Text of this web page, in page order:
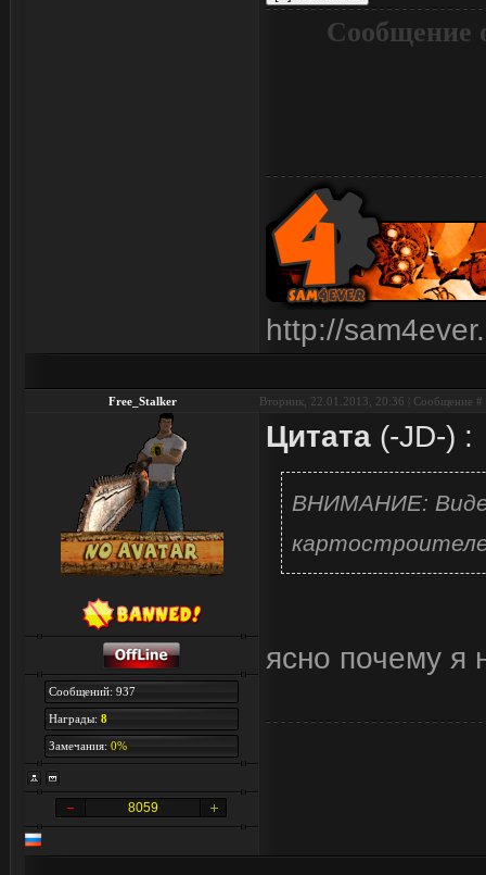
Сообщение
http://
Free_Stalker Вторник, 22.01.2013, 20:36 | Сообщение #
Сообщений: 937
Награды: 8
Замечания: 0%
8059
Цитата (-JD-) :
ВНИМАНИЕ:
ясно почему я